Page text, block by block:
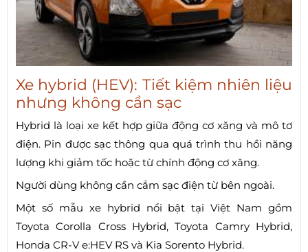
Xe hybrid (HEV): Tiết kiệm nhiên liệu
nhưng không cần sạc
Hybrid là loại xe kết hợp giữa động cơ xăng và mô tơ
điện. Pin được sạc thông qua quá trình thu hồi năng
lượng khi giảm tốc hoặc từ chính động cơ xăng.
Người dùng không cần cắm sạc điện từ bên ngoài.
Một số mẫu xe hybrid nổi bật tại Việt Nam gồm
Toyota Corolla Cross Hybrid, Toyota Camry Hybrid,
Honda CR-V e:HEV RS và Kia Sorento Hybrid.